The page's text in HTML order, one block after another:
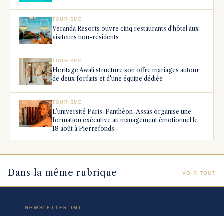
TOURISME
Veranda Resorts ouvre cinq restaurants d'hôtel aux
visiteurs non-résidents
TOURISME
Heritage Awali structure son offre mariages autour
de deux forfaits et d'une équipe dédiée
TOURISME
L’université Paris-Panthéon-Assas organise une
formation exécutive au management émotionnel le
18 août à Pierrefonds
Dans la même rubrique VOIR TOUT
NEWSLETTER IMT